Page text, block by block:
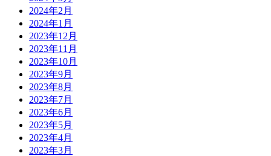
2024年2月
2024年1月
2023年12月
2023年11月
2023年10月
2023年9月
2023年8月
2023年7月
2023年6月
2023年5月
2023年4月
2023年3月